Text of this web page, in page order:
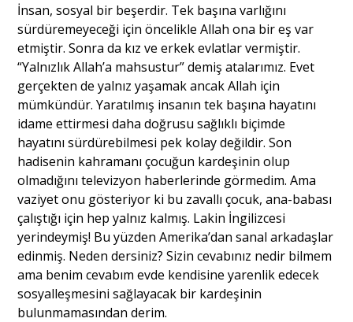
İnsan, sosyal bir beşerdir. Tek başına varlığını
sürdüremeyeceği için öncelikle Allah ona bir eş var
etmiştir. Sonra da kız ve erkek evlatlar vermiştir.
“Yalnızlık Allah’a mahsustur” demiş atalarımız. Evet
gerçekten de yalnız yaşamak ancak Allah için
mümkündür. Yaratılmış insanın tek başına hayatını
idame ettirmesi daha doğrusu sağlıklı biçimde
hayatını sürdürebilmesi pek kolay değildir. Son
hadisenin kahramanı çocuğun kardeşinin olup
olmadığını televizyon haberlerinde görmedim. Ama
vaziyet onu gösteriyor ki bu zavallı çocuk, ana-babası
çalıştığı için hep yalnız kalmış. Lakin İngilizcesi
yerindeymiş! Bu yüzden Amerika’dan sanal arkadaşlar
edinmiş. Neden dersiniz? Sizin cevabınız nedir bilmem
ama benim cevabım evde kendisine yarenlik edecek
sosyalleşmesini sağlayacak bir kardeşinin
bulunmamasından derim.